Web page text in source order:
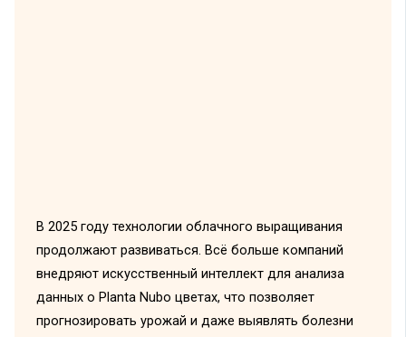
В 2025 году технологии облачного выращивания
продолжают развиваться. Всё больше компаний
внедряют искусственный интеллект для анализа
данных о Planta Nubo цветах, что позволяет
прогнозировать урожай и даже выявлять болезни